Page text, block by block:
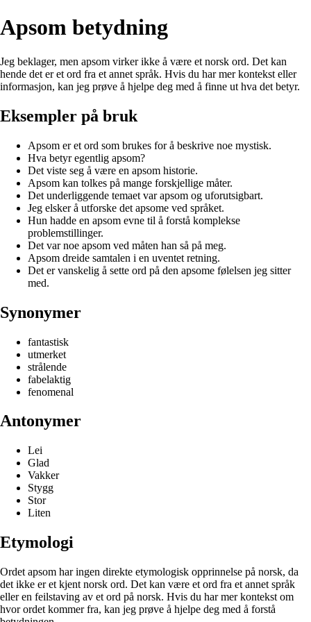
Apsom betydning
Jeg beklager, men apsom virker ikke å være et norsk ord. Det kan
hende det er et ord fra et annet språk. Hvis du har mer kontekst eller
informasjon, kan jeg prøve å hjelpe deg med å finne ut hva det betyr.
Eksempler på bruk
Apsom er et ord som brukes for å beskrive noe mystisk.
Hva betyr egentlig apsom?
Det viste seg å være en apsom historie.
Apsom kan tolkes på mange forskjellige måter.
Det underliggende temaet var apsom og uforutsigbart.
Jeg elsker å utforske det apsome ved språket.
Hun hadde en apsom evne til å forstå komplekse
problemstillinger.
Det var noe apsom ved måten han så på meg.
Apsom dreide samtalen i en uventet retning.
Det er vanskelig å sette ord på den apsome følelsen jeg sitter
med.
Synonymer
fantastisk
utmerket
strålende
fabelaktig
fenomenal
Antonymer
Lei
Glad
Vakker
Stygg
Stor
Liten
Etymologi
Ordet apsom har ingen direkte etymologisk opprinnelse på norsk, da
det ikke er et kjent norsk ord. Det kan være et ord fra et annet språk
eller en feilstaving av et ord på norsk. Hvis du har mer kontekst om
hvor ordet kommer fra, kan jeg prøve å hjelpe deg med å forstå